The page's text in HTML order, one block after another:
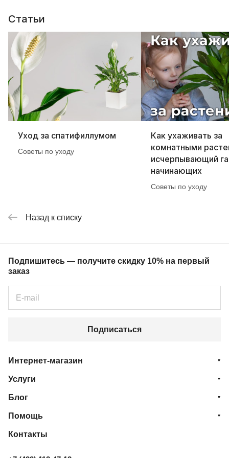
Статьи
Уход за спатифиллумом
Советы по уходу
Как ухаживать за
комнатными
исчерпывающий
начинающих
Советы по уходу
Назад к списку
Подпишитесь — получите скидку 10% на первый
заказ
Подписаться
Интернет-магазин
Услуги
Блог
Помощь
Контакты